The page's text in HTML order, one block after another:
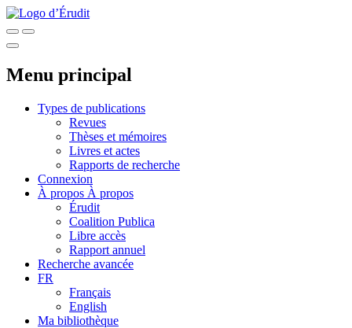
Menu principal
Types de publications
Revues
Thèses et mémoires
Livres et actes
Rapports de recherche
Connexion
À propos À propos
Érudit
Coalition Publica
Libre accès
Rapport annuel
Recherche avancée
FR
Français
English
Ma bibliothèque